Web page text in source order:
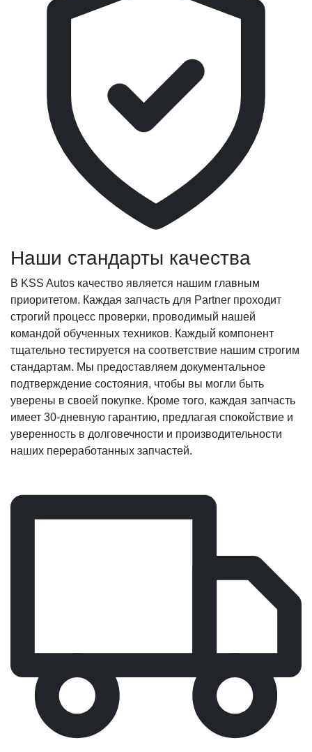
Наши стандарты качества
В KSS Autos качество является нашим главным
приоритетом. Каждая запчасть для Partner проходит
строгий процесс проверки, проводимый нашей
командой обученных техников. Каждый компонент
тщательно тестируется на соответствие нашим строгим
стандартам. Мы предоставляем документальное
подтверждение состояния, чтобы вы могли быть
уверены в своей покупке. Кроме того, каждая запчасть
имеет 30-дневную гарантию, предлагая спокойствие и
уверенность в долговечности и производительности
наших переработанных запчастей.